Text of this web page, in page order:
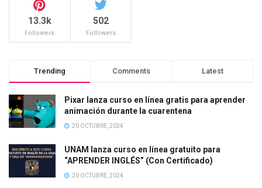
13.3k
Followers
502
Followers
Trending Comments Latest
Pixar lanza curso en línea gratis para aprender
animación durante la cuarentena
20 OCTUBRE, 2024
UNAM lanza curso en línea gratuito para
“APRENDER INGLÉS” (Con Certificado)
20 OCTUBRE, 2024